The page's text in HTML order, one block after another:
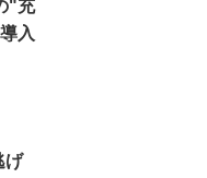
"充
入
げ